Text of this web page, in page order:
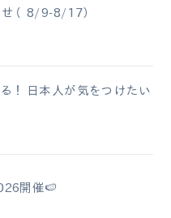
せ（8/9-8/17）
！日本人が気をつけたい
開催🍉